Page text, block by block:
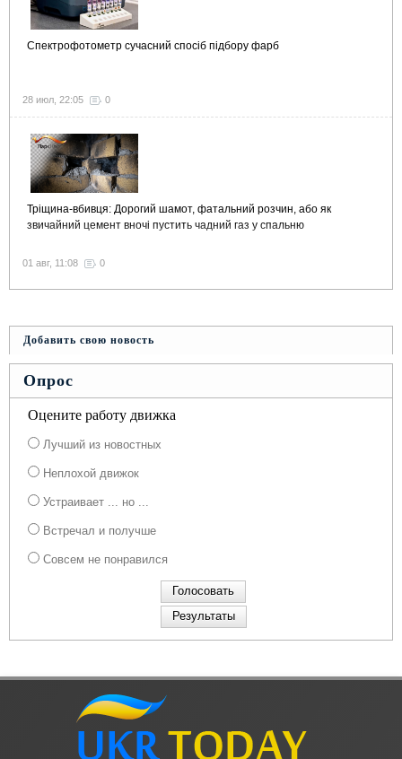
Спектрофотометр сучасний спосіб підбору фарб
28 июл, 22:05 0
Тріщина-вбивця: Дорогий шамот, фатальний розчин, або як
звичайний цемент вночі пустить чадний газ у спальню
01 авг, 11:08 0
Добавить свою новость
Опрос
Оцените работу движка
Лучший из новостных
Неплохой движок
Устраивает ... но ...
Встречал и получше
Совсем не понравился